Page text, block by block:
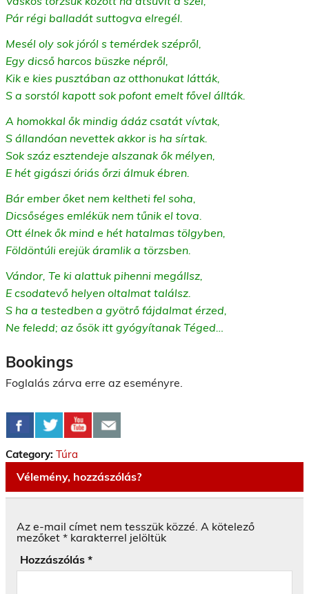
Pár régi balladát suttogva elregél.
Mesél oly sok jóról s temérdek szépről,
Egy dicső harcos büszke népről,
Kik e kies pusztában az otthonukat látták,
S a sorstól kapott sok pofont emelt fővel állták.
A homokkal ők mindig ádáz csatát vívtak,
S állandóan nevettek akkor is ha sírtak.
Sok száz esztendeje alszanak ők mélyen,
E hét gigászi óriás őrzi álmuk ébren.
Bár ember őket nem keltheti fel soha,
Dicsőséges emlékük nem tűnik el tova.
Ott élnek ők mind e hét hatalmas tölgyben,
Földöntúli erejük áramlik a törzsben.
Vándor, Te ki alattuk pihenni megállsz,
E csodatevő helyen oltalmat találsz.
S ha a testedben a gyötrő fájdalmat érzed,
Ne feledd; az ősök itt gyógyítanak Téged…
Bookings
Foglalás zárva erre az eseményre.
Category: Túra
Vélemény, hozzászólás?
Az e-mail címet nem tesszük közzé. A kötelező
mezőket * karakterrel jelöltük
Hozzászólás *